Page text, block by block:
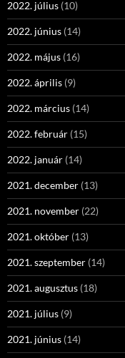
2022. július (10)
2022. június (14)
2022. május (16)
2022. április (9)
2022. március (14)
2022. február (15)
2022. január (14)
2021. december (13)
2021. november (22)
2021. október (13)
2021. szeptember (14)
2021. augusztus (18)
2021. július (9)
2021. június (14)